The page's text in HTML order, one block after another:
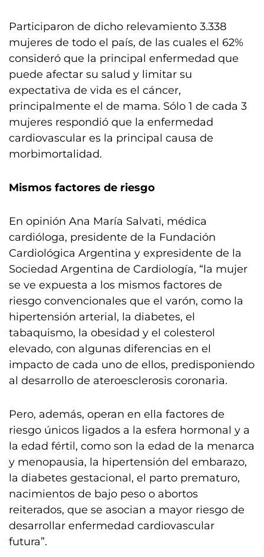
Participaron de dicho relevamiento 3.338
mujeres de todo el país, de las cuales el 62%
consideró que la principal enfermedad que
puede afectar su salud y limitar su
expectativa de vida es el cáncer,
principalmente el de mama. Sólo 1 de cada 3
mujeres respondió que la enfermedad
cardiovascular es la principal causa de
morbimortalidad.
Mismos factores de riesgo
En opinión Ana María Salvati, médica
cardióloga, presidente de la Fundación
Cardiológica Argentina y expresidente de la
Sociedad Argentina de Cardiología, “la mujer
se ve expuesta a los mismos factores de
riesgo convencionales que el varón, como la
hipertensión arterial, la diabetes, el
tabaquismo, la obesidad y el colesterol
elevado, con algunas diferencias en el
impacto de cada uno de ellos, predisponiendo
al desarrollo de ateroesclerosis coronaria.
Pero, además, operan en ella factores de
riesgo únicos ligados a la esfera hormonal y a
la edad fértil, como son la edad de la menarca
y menopausia, la hipertensión del embarazo,
la diabetes gestacional, el parto prematuro,
nacimientos de bajo peso o abortos
reiterados, que se asocian a mayor riesgo de
desarrollar enfermedad cardiovascular
futura”.